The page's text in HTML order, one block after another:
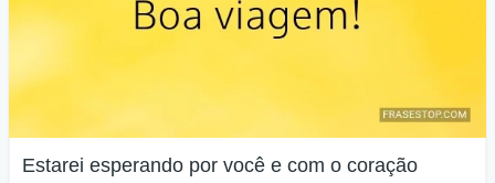
Estarei esperando por você e com o coração